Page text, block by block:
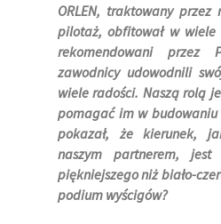
ORLEN, traktowany
pilotaż, obfitował w wiele
rekomendowani przez
zawodnicy udowodnili
wiele radości. Naszą rolą
pomagać im w budowaniu
pokazał, że kierunek,
naszym partnerem,
piękniejszego niż biało-
podium wyścigów?